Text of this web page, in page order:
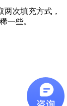
次填充方式，
一些。